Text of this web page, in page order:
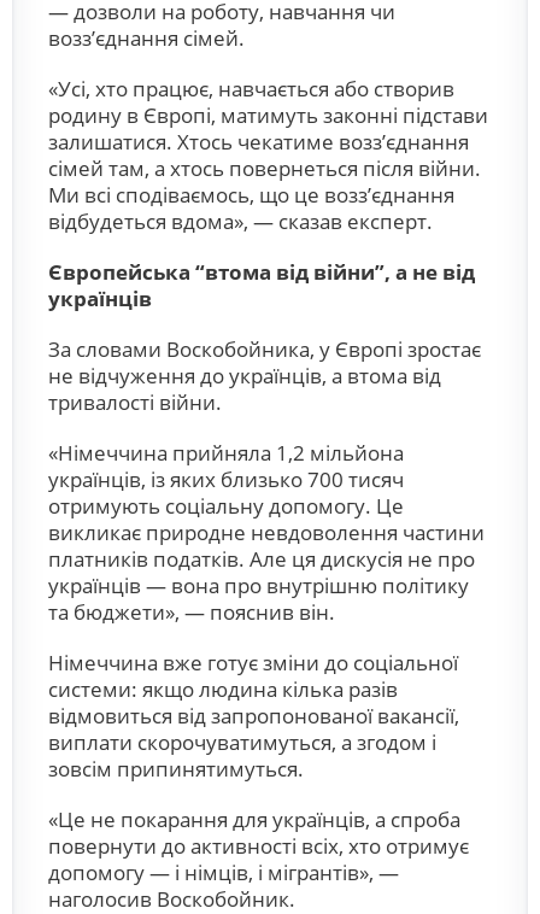
— дозволи на роботу, навчання чи
возз’єднання сімей.
«Усі, хто працює, навчається або створив
родину в Європі, матимуть законні підстави
залишатися. Хтось чекатиме возз’єднання
сімей там, а хтось повернеться після війни.
Ми всі сподіваємось, що це возз’єднання
відбудеться вдома», — сказав експерт.
Європейська “втома від війни”, а не від
українців
За словами Воскобойника, у Європі зростає
не відчуження до українців, а втома від
тривалості війни.
«Німеччина прийняла 1,2 мільйона
українців, із яких близько 700 тисяч
отримують соціальну допомогу. Це
викликає природне невдоволення частини
платників податків. Але ця дискусія не про
українців — вона про внутрішню політику
та бюджети», — пояснив він.
Німеччина вже готує зміни до соціальної
системи: якщо людина кілька разів
відмовиться від запропонованої вакансії,
виплати скорочуватимуться, а згодом і
зовсім припинятимуться.
«Це не покарання для українців, а спроба
повернути до активності всіх, хто отримує
допомогу — і німців, і мігрантів», —
наголосив Воскобойник.